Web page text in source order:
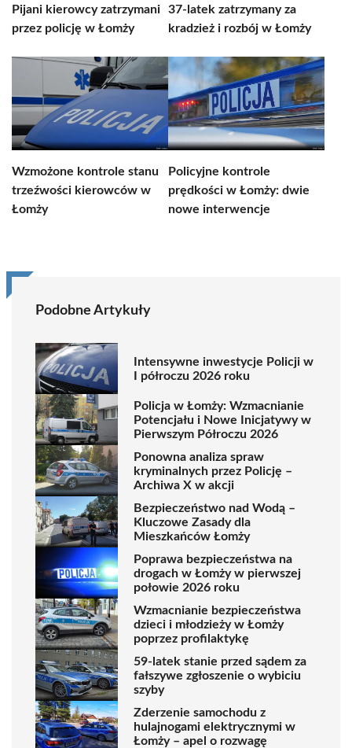
Pijani kierowcy zatrzymani
przez policję w Łomży
37-latek zatrzymany za
kradzież i rozbój w Łomży
Wzmożone kontrole stanu
trzeźwości kierowców w
Łomży
Policyjne kontrole
prędkości w Łomży: dwie
nowe interwencje
Podobne Artykuły
Intensywne inwestycje Policji w
I półroczu 2026 roku
Policja w Łomży: Wzmacnianie
Potencjału i Nowe Inicjatywy w
Pierwszym Półroczu 2026
Ponowna analiza spraw
kryminalnych przez Policję –
Archiwa X w akcji
Bezpieczeństwo nad Wodą –
Kluczowe Zasady dla
Mieszkańców Łomży
Poprawa bezpieczeństwa na
drogach w Łomży w pierwszej
połowie 2026 roku
Wzmacnianie bezpieczeństwa
dzieci i młodzieży w Łomży
poprzez profilaktykę
59-latek stanie przed sądem za
fałszywe zgłoszenie o wybiciu
szyby
Zderzenie samochodu z
hulajnogami elektrycznymi w
Łomży – apel o rozwagę